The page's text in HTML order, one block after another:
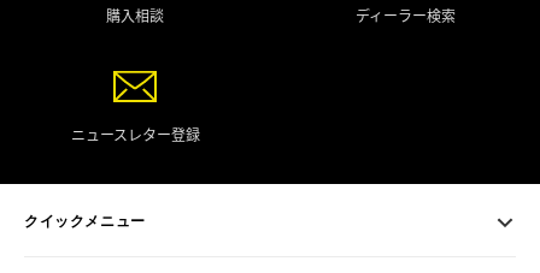
購入相談 ディーラー検索
ニュースレター登録
クイックメニュー